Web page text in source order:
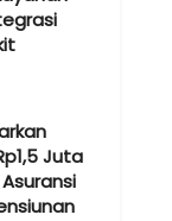
Juta